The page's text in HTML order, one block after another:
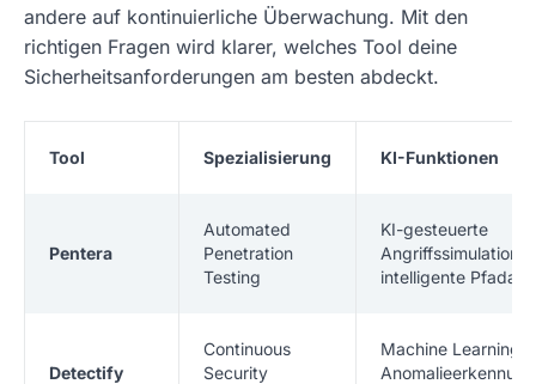
andere auf kontinuierliche Überwachung. Mit den
richtigen Fragen wird klarer, welches Tool deine
Sicherheitsanforderungen am besten abdeckt.
Tool Spezialisierung KI-Funktionen
Pentera
Automated
Penetration
Testing
KI-gesteuerte
Angriffssimulation,
intelligente
Detectify
Continuous
Security
Machine Learning